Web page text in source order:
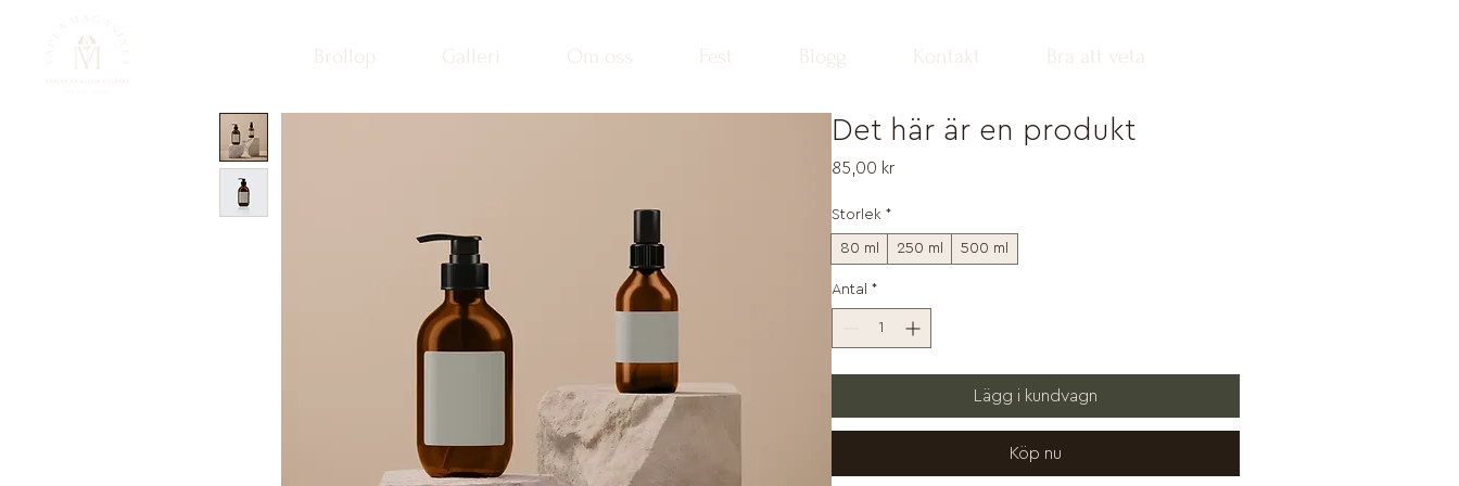
Bröllop Galleri Om oss Fest Blogg Kontakt Bra att veta
Det här är en produkt
85,00 krPris
Storlek *
80 ml 250 ml 500 ml
Antal *
Lägg i kundvagn
Köp nu